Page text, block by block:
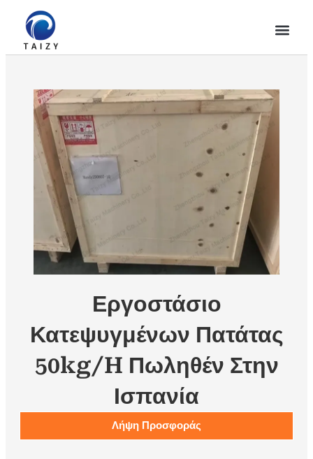
Εργοστάσιο
Κατεψυγμένων Πατάτας
50kg/h Πωληθέν Στην
Ισπανία
Λήψη Προσφοράς